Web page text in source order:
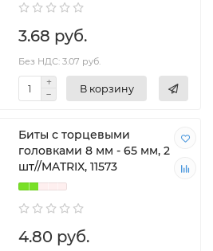
3.68 руб.
Без НДС: 3.07 руб.
В корзину
Биты с торцевыми
головками 8 мм - 65 мм, 2
шт//MATRIX, 11573
4.80 руб.